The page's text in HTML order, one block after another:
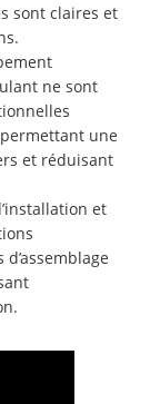
sont claires et
ne sont
une
et réduisant
et